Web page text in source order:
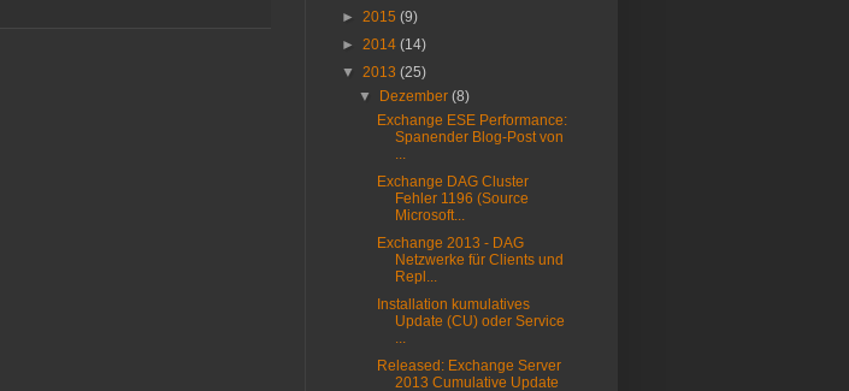
► 2015 (9)
► 2014 (14)
▼ 2013 (25)
▼
Dezember(8)
Exchange ESE Performance:
Spanender Blog-Post von
...
Exchange DAG Cluster
Fehler 1196 (Source
Microsoft...
Exchange 2013 - DAG
Netzwerke für Clients und
Repl...
Installation kumulatives
Update (CU) oder Service
...
Released: Exchange Server
2013 Cumulative Update